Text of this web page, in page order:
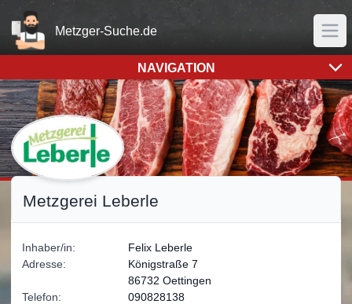
Home
Metzger-Suche.de
NAVIGATION
Sämtliche Bilder- und Logorechte liegen bei der Metzgerei
Metzgerei Leberle
Inhaber/in: Felix Leberle
Adresse:
Königstraße 7
86732 Oettingen
Telefon:
090828138